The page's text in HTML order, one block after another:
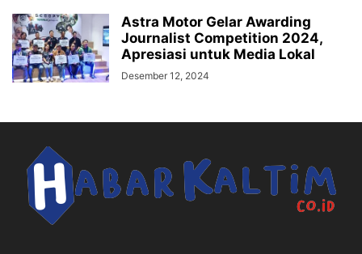
Astra Motor Gelar Awarding
Journalist Competition 2024,
Apresiasi untuk Media Lokal
Desember 12, 2024